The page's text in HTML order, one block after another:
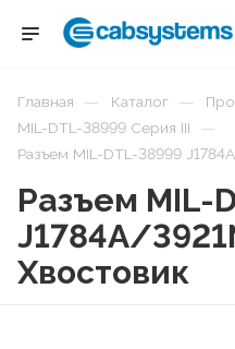
Главная — Каталог —
MIL-DTL-38999 Серия III —
Разъем MIL-DTL-38999
Разъем MIL-
J1784A/
Хвостовик